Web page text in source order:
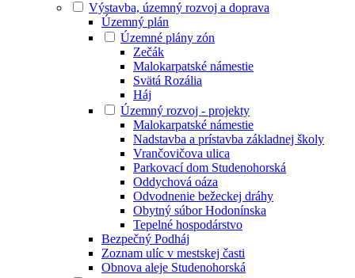
Výstavba, územný rozvoj a doprava
Územný plán
Územné plány zón
Zečák
Malokarpatské námestie
Svätá Rozália
Háj
Územný rozvoj - projekty
Malokarpatské námestie
Nadstavba a prístavba základnej školy
Vrančovičova ulica
Parkovací dom Studenohorská
Oddychová oáza
Odvodnenie bežeckej dráhy
Obytný súbor Hodonínska
Tepelné hospodárstvo
Bezpečný Podháj
Zoznam ulíc v mestskej časti
Obnova aleje Studenohorská